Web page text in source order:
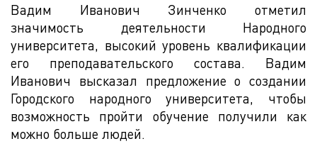
Вадим Иванович Зинченко отметил
значимость деятельности Народного
университета, высокий уровень квалификации
его преподавательского состава. Вадим
Иванович высказал предложение о создании
Городского народного университета, чтобы
возможность пройти обучение получили как
можно больше людей.